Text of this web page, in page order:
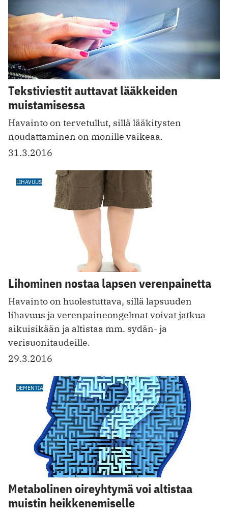
Tekstiviestit auttavat lääkkeiden
muistamisessa
Havainto on tervetullut, sillä lääkitysten
noudattaminen on monille vaikeaa.
31.3.2016
LIHAVUUS
Lihominen nostaa lapsen verenpainetta
Havainto on huolestuttava, sillä lapsuuden
lihavuus ja verenpaineongelmat voivat jatkua
aikuisikään ja altistaa mm. sydän- ja
verisuonitaudeille.
29.3.2016
DEMENTIA
Metabolinen oireyhtymä voi altistaa
muistin heikkenemiselle